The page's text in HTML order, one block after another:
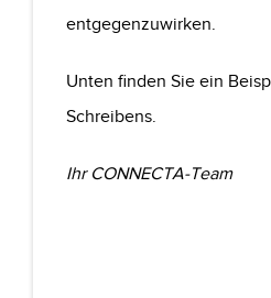
entgegenzuwirken.
Unten finden Sie ein
Schreibens.
Ihr CONNECTA-Team